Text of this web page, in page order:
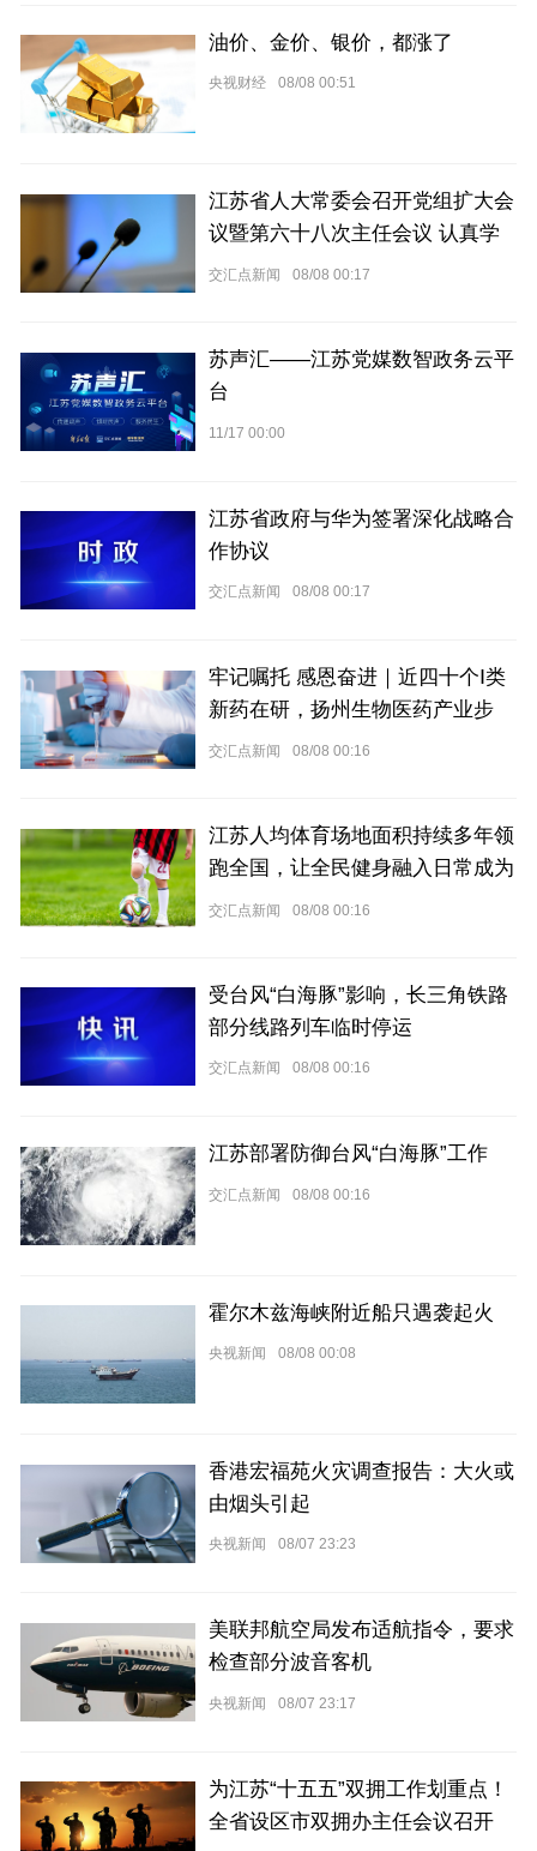
油价、金价、银价，都涨了
央视财经 08/08 00:51
江苏省人大常委会召开党组扩大会
议暨第六十八次主任会议 认真学
习贯彻省委十四届十二次全会精神
交汇点新闻 08/08 00:17
苏声汇——江苏党媒数智政务云平
台
11/17 00:00
江苏省政府与华为签署深化战略合
作协议
交汇点新闻 08/08 00:17
牢记嘱托 感恩奋进｜近四十个Ⅰ类
新药在研，扬州生物医药产业步
入“收获季”
交汇点新闻 08/08 00:16
江苏人均体育场地面积持续多年领
跑全国，让全民健身融入日常成为
风尚
交汇点新闻 08/08 00:16
受台风“白海豚”影响，长三角铁路
部分线路列车临时停运
交汇点新闻 08/08 00:16
江苏部署防御台风“白海豚”工作
交汇点新闻 08/08 00:16
霍尔木兹海峡附近船只遇袭起火
央视新闻 08/08 00:08
香港宏福苑火灾调查报告：大火或
由烟头引起
央视新闻 08/07 23:23
美联邦航空局发布适航指令，要求
检查部分波音客机
央视新闻 08/07 23:17
为江苏“十五五”双拥工作划重点！
全省设区市双拥办主任会议召开